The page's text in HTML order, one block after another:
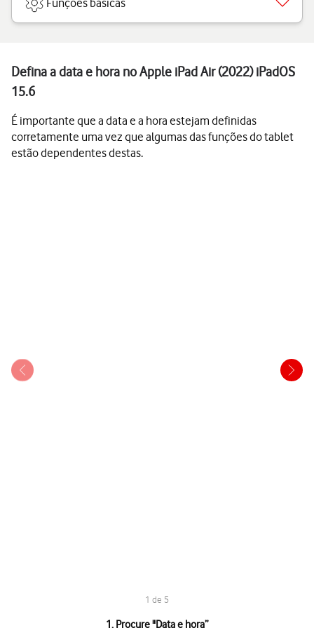
Funções básicas
Defina a data e hora no Apple iPad Air (2022) iPadOS
15.6
É importante que a data e a hora estejam definidas
corretamente uma vez que algumas das funções do tablet
estão dependentes destas.
1 de 5
1. Procure "Data e hora”